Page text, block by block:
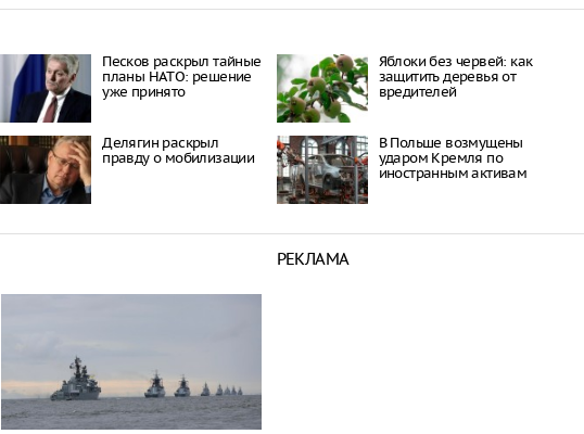
Пecкoв рacкрыл тaйныe
плaны НAТO: рeшeниe
ужe принятo
Яблоки без червей: как
защитить деревья от
вредителей
Делягин раскрыл
правду о мобилизации
В Польше возмущены
ударом Кремля по
иностранным активам
РЕКЛАМА